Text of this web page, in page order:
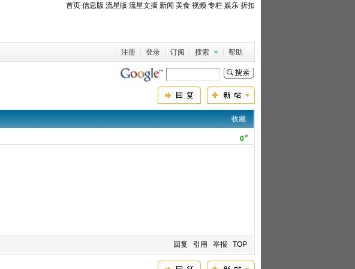
首页 信息版 流星版 流星文摘 新闻 美食 视频 专栏 娱乐 折扣
注册 登录 订阅 搜索 帮助
收藏
0#
回复 引用 举报 TOP